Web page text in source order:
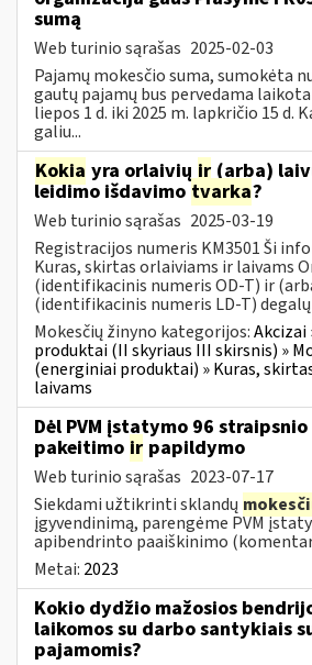
sumą
Web turinio sąrašas 2025-02-03
Pajamų mokesčio suma, sumokėta
gautų pajamų bus pervedama
liepos 1 d. iki 2025 m. lapkričio 15 d.
galiu...
Kokia yra orlaivių ir (arba)
leidimo išdavimo tvarka?
Web turinio sąrašas 2025-03-19
Registracijos numeris KM3501 Ši
Kuras, skirtas orlaiviams ir laivams
(identifikacinis numeris OD-T) ir
(identifikacinis numeris LD-T)
Mokesčių žinyno kategorijos:Akcizai
produktai (II skyriaus III skirsnis) »
(energiniai produktai) » Kuras,
laivams
Dėl PVM įstatymo 96
pakeitimo ir papildymo
Web turinio sąrašas 2023-07-17
Siekdami užtikrinti sklandų
įgyvendinimą, parengėme PVM
apibendrinto paaiškinimo
Metai: 2023
Kokio dydžio mažosios
laikomos su darbo santykiais
pajamomis?